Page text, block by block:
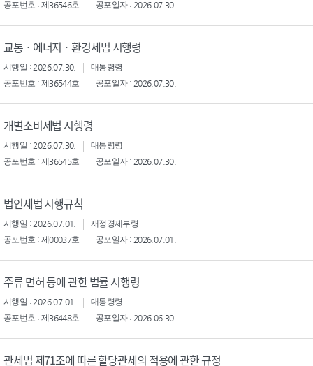
공포번호 : 제36546호
공포일자 : 2026.07.30.
교통ㆍ에너지ㆍ환경세법 시행령
시행일 : 2026.07.30.
대통령령
공포번호 : 제36544호
공포일자 : 2026.07.30.
개별소비세법 시행령
시행일 : 2026.07.30.
대통령령
공포번호 : 제36545호
공포일자 : 2026.07.30.
법인세법 시행규칙
시행일 : 2026.07.01.
재정경제부령
공포번호 : 제00037호
공포일자 : 2026.07.01.
주류 면허 등에 관한 법률 시행령
시행일 : 2026.07.01.
대통령령
공포번호 : 제36448호
공포일자 : 2026.06.30.
관세법 제71조에 따른 할당관세의 적용에 관한 규정